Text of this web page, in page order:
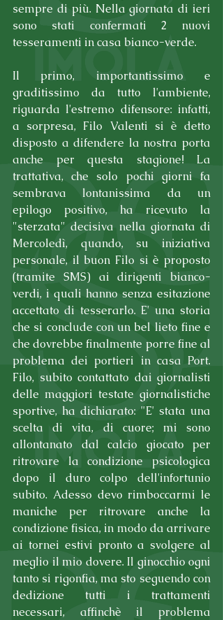
sempre di più. Nella giornata di ieri
sono stati confermati 2 nuovi
tesseramenti in casa bianco-verde.
Il primo, importantissimo e
graditissimo da tutto l'ambiente,
riguarda l'estremo difensore: infatti,
a sorpresa, Filo Valenti si è detto
disposto a difendere la nostra porta
anche per questa stagione! La
trattativa, che solo pochi giorni fa
sembrava lontanissima da un
epilogo positivo, ha ricevuto la
"sterzata" decisiva nella giornata di
Mercoledì, quando, su iniziativa
personale, il buon Filo si è proposto
(tramite SMS) ai dirigenti bianco-
verdi, i quali hanno senza esitazione
accettato di tesserarlo. E' una storia
che si conclude con un bel lieto fine e
che dovrebbe finalmente porre fine al
problema dei portieri in casa Port.
Filo, subito contattato dai giornalisti
delle maggiori testate giornalistiche
sportive, ha dichiarato: "E' stata una
scelta di vita, di cuore; mi sono
allontanato dal calcio giocato per
ritrovare la condizione psicologica
dopo il duro colpo dell'infortunio
subito. Adesso devo rimboccarmi le
maniche per ritrovare anche la
condizione fisica, in modo da arrivare
ai tornei estivi pronto a svolgere al
meglio il mio dovere. Il ginocchio ogni
tanto si rigonfia, ma sto seguendo con
dedizione tutti i trattamenti
necessari, affinchè il problema